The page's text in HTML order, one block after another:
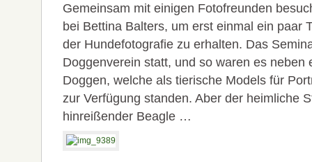
Gemeinsam mit einigen Fotofreunden
bei Bettina Balters, um erst einmal ein paar
der Hundefotografie zu erhalten. Das
Doggenverein statt, und so waren es neben
Doggen, welche als tierische Models für
zur Verfügung standen. Aber der heimliche
hinreißender Beagle …